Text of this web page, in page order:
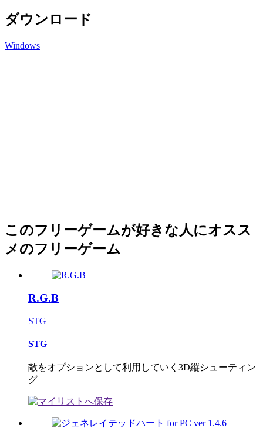
ダウンロード
Windows
このフリーゲームが好きな人にオスス
メのフリーゲーム
R.G.B
STG
STG
敵をオプションとして利用していく3D縦シューティン
グ